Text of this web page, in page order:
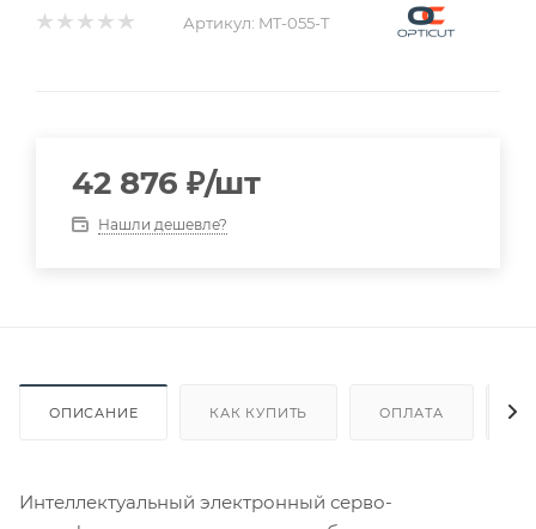
Артикул: MT-055-T
42 876 ₽/шт
Нашли дешевле?
ОПИСАНИЕ КАК КУПИТЬ ОПЛАТА
Интеллектуальный электронный серво-